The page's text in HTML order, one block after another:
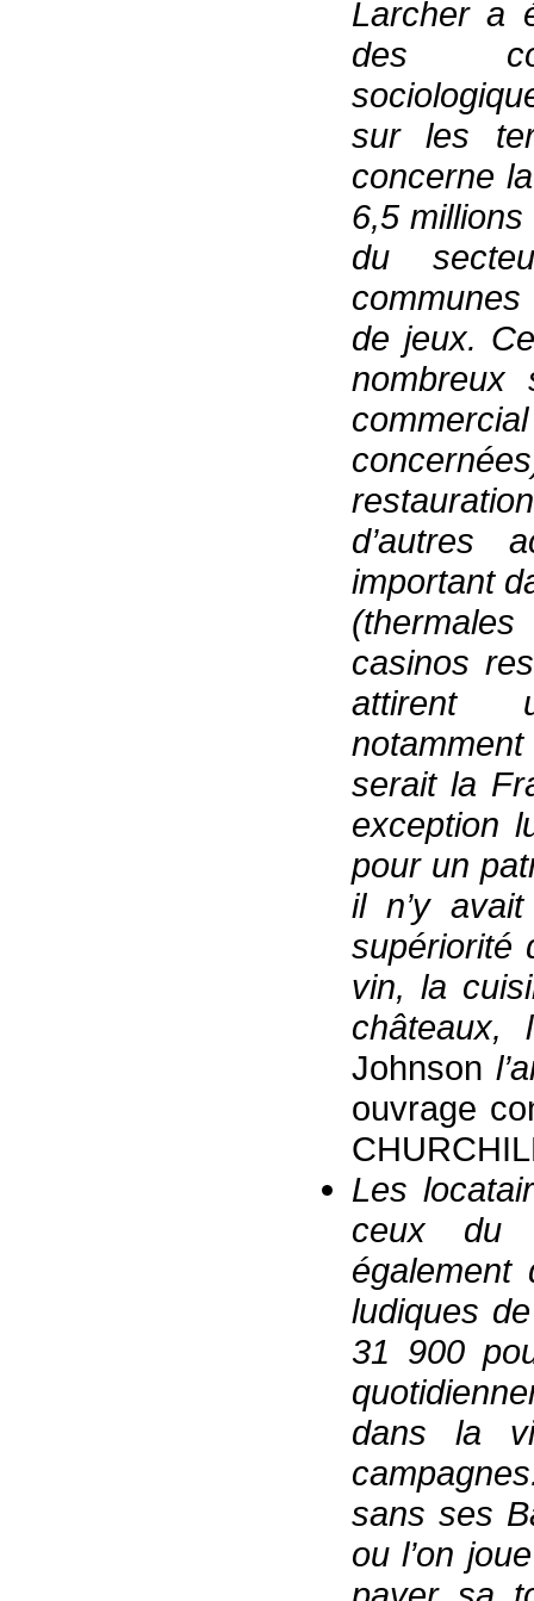
Larcher a
des
sur les
concerne
6,5
du
de jeux.
nombreux
d’autres
important
casinos
attirent
serait la
exception
pour un
il n’y
supériorité
vin, la
Johnson
ouvrage
Les
ceux du
ludiques
31 900
dans la
sans ses
ou l’on